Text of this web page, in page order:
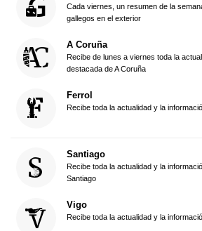
Cada viernes, un resumen de la
gallegos en el exterior
A Coruña
Recibe de lunes a viernes toda la
destacada de A Coruña
Ferrol
Recibe toda la actualidad y la
Santiago
Recibe toda la actualidad y la
Santiago
Vigo
Recibe toda la actualidad y la